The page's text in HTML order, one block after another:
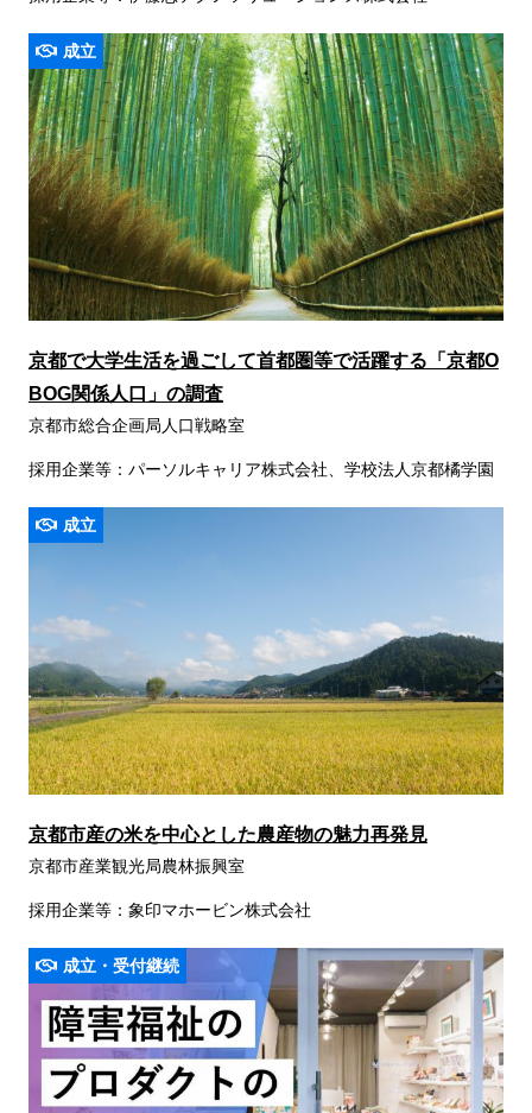
成立
京都で大学生活を過ごして首都圏等で活躍する「京都O
BOG関係人口」の調査
京都市総合企画局人口戦略室
採用企業等：パーソルキャリア株式会社、学校法人京都橘学園
成立
京都市産の米を中心とした農産物の魅力再発見
京都市産業観光局農林振興室
採用企業等：象印マホービン株式会社
成立・受付継続